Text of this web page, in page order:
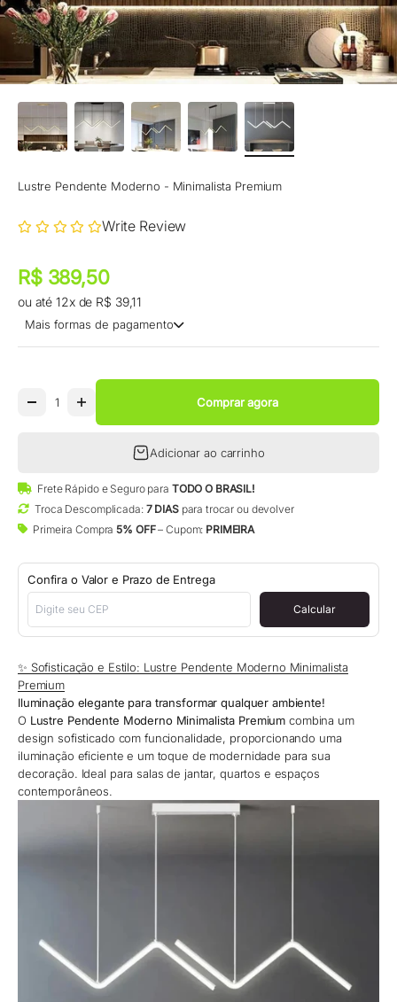
Lustre Pendente Moderno - Minimalista Premium
Write Review
Preço promocional
Preço promocional
R$ 389,50
ou até 12x de R$ 39,11
Mais formas de pagamento
Comprar agora
Adicionar ao carrinho
Frete Rápido e Seguro para TODO O BRASIL!
Troca Descomplicada: 7 DIASpara trocar ou devolver
Primeira Compra5% OFF– Cupom: PRIMEIRA
Confira o Valor e Prazo de Entrega
Calcular
✨ Sofisticação e Estilo: Lustre Pendente Moderno Minimalista
Premium
Iluminação elegante para transformar qualquer ambiente!
O Lustre Pendente Moderno Minimalista Premium combina um
design sofisticado com funcionalidade, proporcionando uma
iluminação eficiente e um toque de modernidade para sua
decoração. Ideal para salas de jantar, quartos e espaços
contemporâneos.